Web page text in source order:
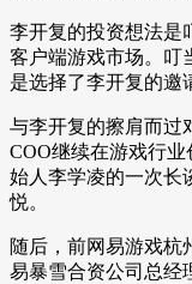
李开复的投资想法是
客户端游戏市场。叮
是选择了李开复的邀
与李开复的擦肩而过
COO继续在游戏行
始人李学凌的一次长
悦。
随后，前网易游戏杭
易暴雪合资公司总经